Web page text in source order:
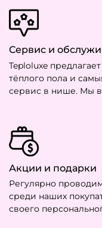
Сервис и
Teploluxe
тёплого пола и
сервис в нише. Мы
Акции и подарки
Регулярно
среди наших
своего